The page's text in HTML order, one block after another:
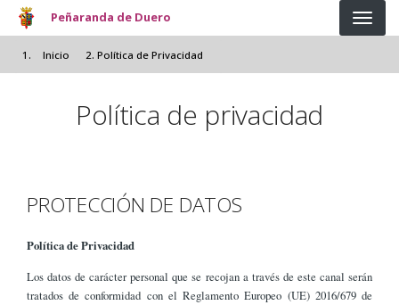
Pasar al contenido principal
Peñaranda de Duero
Inicio Política de Privacidad
Política de privacidad
PROTECCIÓN DE DATOS
Política de Privacidad
Los datos de carácter personal que se recojan a través de este canal serán
tratados de conformidad con el Reglamento Europeo (UE) 2016/679 de